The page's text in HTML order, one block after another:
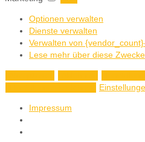
Optionen verwalten
Dienste verwalten
Verwalten von
Lese mehr über diese Zwecke
Impressum